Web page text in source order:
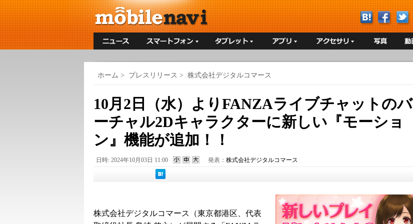
ホーム > プレスリリース > 株式会社デジタルコマース
10月2日（水）よりFANZAライブチャットのバ
ーチャル2Dキャラクターに新しい『モーショ
ン』機能が追加！！
日時: 2024年10月03日 11:00 発表： 株式会社デジタルコマース
株式会社デジタルコマース（東京都港区、代表